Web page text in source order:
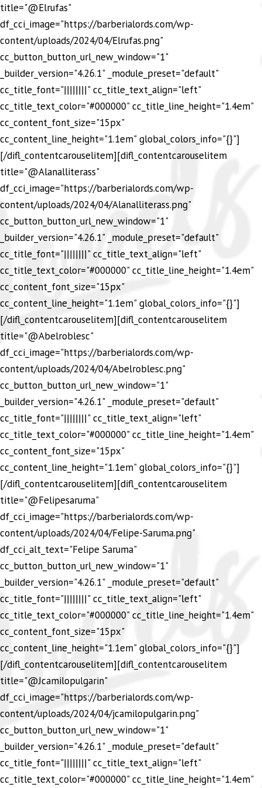
title="@Elrufas"
df_cci_image="https://barberialords.com/wp-
content/uploads/2024/04/Elrufas.png"
cc_button_button_url_new_window="1"
_builder_version="4.26.1" _module_preset="default"
cc_title_font="||||||||" cc_title_text_align="left"
cc_title_text_color="#000000" cc_title_line_height="1.4em"
cc_content_font_size="15px"
cc_content_line_height="1.1em" global_colors_info="{}"]
[/difl_contentcarouselitem][difl_contentcarouselitem
title="@Alanalliterass"
df_cci_image="https://barberialords.com/wp-
content/uploads/2024/04/Alanalliterass.png"
cc_button_button_url_new_window="1"
_builder_version="4.26.1" _module_preset="default"
cc_title_font="||||||||" cc_title_text_align="left"
cc_title_text_color="#000000" cc_title_line_height="1.4em"
cc_content_font_size="15px"
cc_content_line_height="1.1em" global_colors_info="{}"]
[/difl_contentcarouselitem][difl_contentcarouselitem
title="@Abelroblesc"
df_cci_image="https://barberialords.com/wp-
content/uploads/2024/04/Abelroblesc.png"
cc_button_button_url_new_window="1"
_builder_version="4.26.1" _module_preset="default"
cc_title_font="||||||||" cc_title_text_align="left"
cc_title_text_color="#000000" cc_title_line_height="1.4em"
cc_content_font_size="15px"
cc_content_line_height="1.1em" global_colors_info="{}"]
[/difl_contentcarouselitem][difl_contentcarouselitem
title="@Felipesaruma"
df_cci_image="https://barberialords.com/wp-
content/uploads/2024/04/Felipe-Saruma.png"
df_cci_alt_text="Felipe Saruma"
cc_button_button_url_new_window="1"
_builder_version="4.26.1" _module_preset="default"
cc_title_font="||||||||" cc_title_text_align="left"
cc_title_text_color="#000000" cc_title_line_height="1.4em"
cc_content_font_size="15px"
cc_content_line_height="1.1em" global_colors_info="{}"]
[/difl_contentcarouselitem][difl_contentcarouselitem
title="@Jcamilopulgarin"
df_cci_image="https://barberialords.com/wp-
content/uploads/2024/04/jcamilopulgarin.png"
cc_button_button_url_new_window="1"
_builder_version="4.26.1" _module_preset="default"
cc_title_font="||||||||" cc_title_text_align="left"
cc_title_text_color="#000000" cc_title_line_height="1.4em"